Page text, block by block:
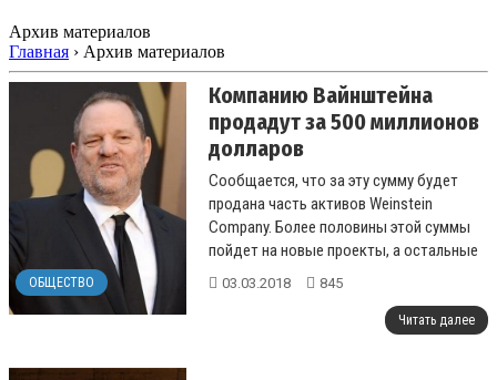
Архив материалов
Главная › Архив материалов
ОБЩЕСТВО
Компанию Вайнштейна
продадут за 500 миллионов
долларов
Сообщается, что за эту сумму будет
продана часть активов Weinstein
Company. Более половины этой суммы
пойдет на новые проекты, а остальные
деньги покроют долги компании....
03.03.2018 845
Читать далее